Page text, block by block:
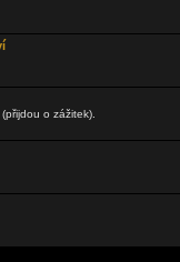
o zážitek).